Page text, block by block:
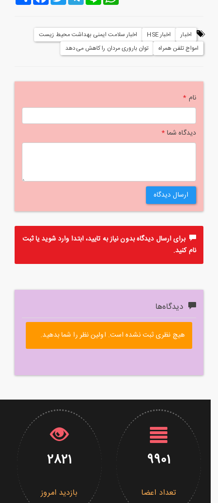
اخبار اخبار HSE
اخبار سلامت ایمنی بهداشت محیط زیست
امواج تلفن همراه
توان باروری مردان را کاهش می‌دهد
نام*
دیدگاه شما*
ارسال دیدگاه
برای ارسال دیدگاه بدون نیاز به تایید، ابتداواردشوید یاثبت
نامکنید.
دیدگاه‌ها
هیچ نظری ثبت نشده است. اولین نظر را شما بدهید.
9901
تعداد اعضا
2821
بازدید امروز